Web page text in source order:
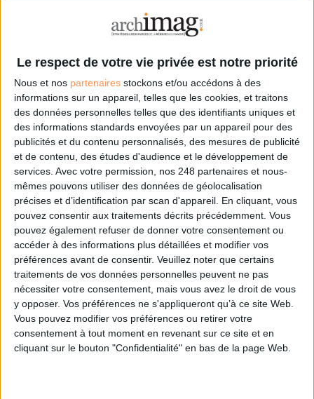
Le respect de votre vie privée est notre priorité
Nous et nos partenaires stockons et/ou accédons à des
informations sur un appareil, telles que les cookies, et traitons
des données personnelles telles que des identifiants uniques et
des informations standards envoyées par un appareil pour des
publicités et du contenu personnalisés, des mesures de publicité
et de contenu, des études d'audience et le développement de
services. Avec votre permission, nos 248 partenaires et nous-
mêmes pouvons utiliser des données de géolocalisation
précises et d’identification par scan d'appareil. En cliquant, vous
pouvez consentir aux traitements décrits précédemment. Vous
pouvez également refuser de donner votre consentement ou
accéder à des informations plus détaillées et modifier vos
préférences avant de consentir. Veuillez noter que certains
traitements de vos données personnelles peuvent ne pas
nécessiter votre consentement, mais vous avez le droit de vous
y opposer. Vos préférences ne s'appliqueront qu’à ce site Web.
Vous pouvez modifier vos préférences ou retirer votre
consentement à tout moment en revenant sur ce site et en
cliquant sur le bouton "Confidentialité" en bas de la page Web.
LES LIVRES BLANCS
LES SUPPLÉMENTS
NOS OFFRES D'ABONNEMENTS
Filtre anti-spam
Mot de passe oublié ?
Pas encore de compte?
Je m'inscris pour commenter les articles
ou déposer mon CV
Je m'inscris sur Archimag.com